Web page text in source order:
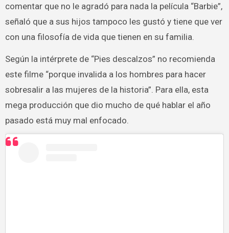
comentar que no le agradó para nada la película “Barbie”,
señaló que a sus hijos tampoco les gustó y tiene que ver
con una filosofía de vida que tienen en su familia.
Según la intérprete de “Pies descalzos” no recomienda
este filme “porque invalida a los hombres para hacer
sobresalir a las mujeres de la historia”. Para ella, esta
mega producción que dio mucho de qué hablar el año
pasado está muy mal enfocado.